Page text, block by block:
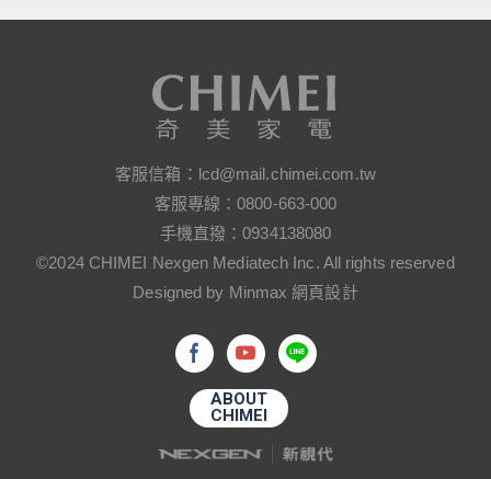
客服信箱： lcd@mail.chimei.com.tw
客服專線：0800-663-000
手機直撥：0934138080
©2024 CHIMEI Nexgen Mediatech Inc. All rights reserved
Designed by Minmax 網頁設計
ABOUT
CHIMEI